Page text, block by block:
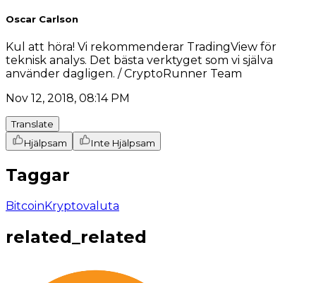
Oscar Carlson
Kul att höra! Vi rekommenderar TradingView för
teknisk analys. Det bästa verktyget som vi själva
använder dagligen. / CryptoRunner Team
Nov 12, 2018, 08:14 PM
Translate
Hjälpsam
Inte Hjälpsam
Taggar
BitcoinKryptovaluta
related_related